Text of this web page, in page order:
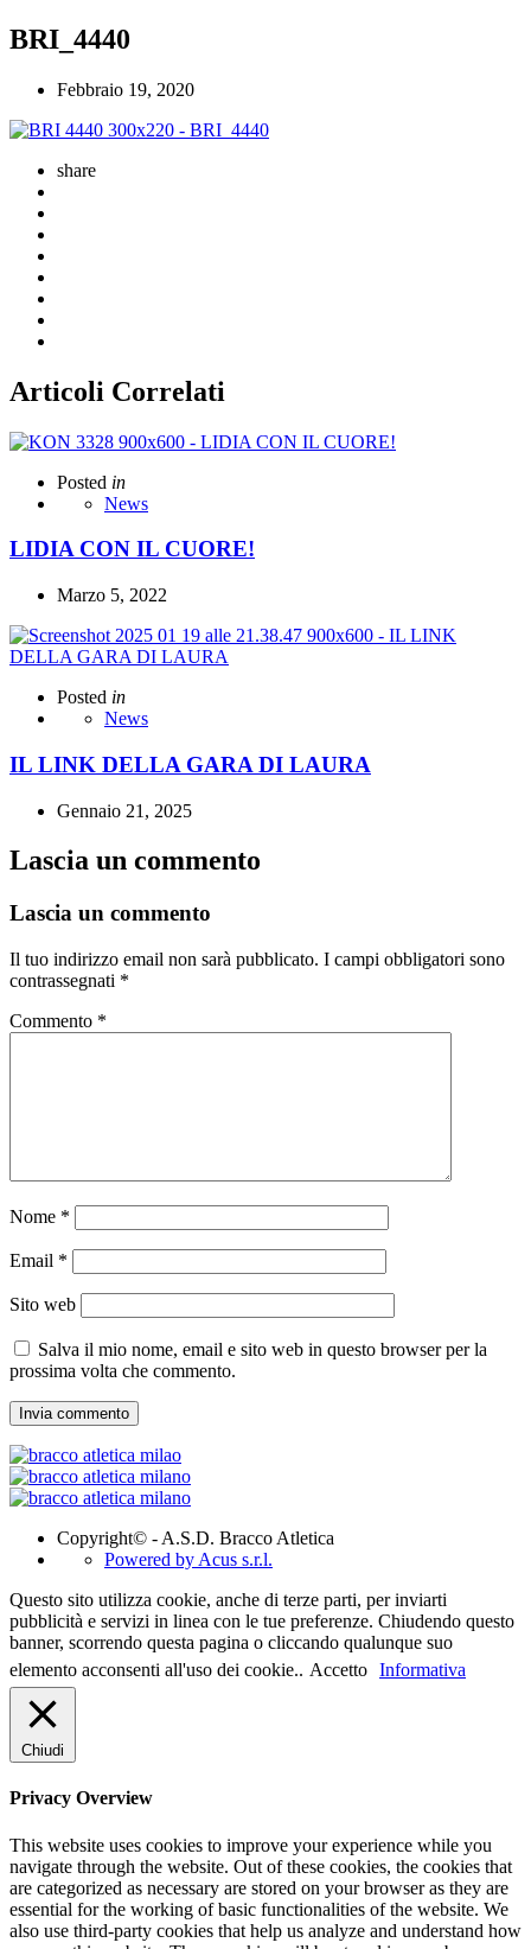
BRI_4440
Febbraio 19, 2020
share
Articoli Correlati
Posted in
News
LIDIA CON IL CUORE!
Marzo 5, 2022
Posted in
News
IL LINK DELLA GARA DI LAURA
Gennaio 21, 2025
Lascia un commento
Lascia un commento
Il tuo indirizzo email non sarà pubblicato. I campi obbligatori sono
contrassegnati *
Commento *
Nome *
Email *
Sito web
Salva il mio nome, email e sito web in questo browser per la
prossima volta che commento.
Copyright© - A.S.D. Bracco Atletica
Powered by Acus s.r.l.
Questo sito utilizza cookie, anche di terze parti, per inviarti
pubblicità e servizi in linea con le tue preferenze. Chiudendo questo
banner, scorrendo questa pagina o cliccando qualunque suo
elemento acconsenti all'uso dei cookie.. Accetto Informativa
Chiudi
Privacy Overview
This website uses cookies to improve your experience while you
navigate through the website. Out of these cookies, the cookies that
are categorized as necessary are stored on your browser as they are
essential for the working of basic functionalities of the website. We
also use third-party cookies that help us analyze and understand how